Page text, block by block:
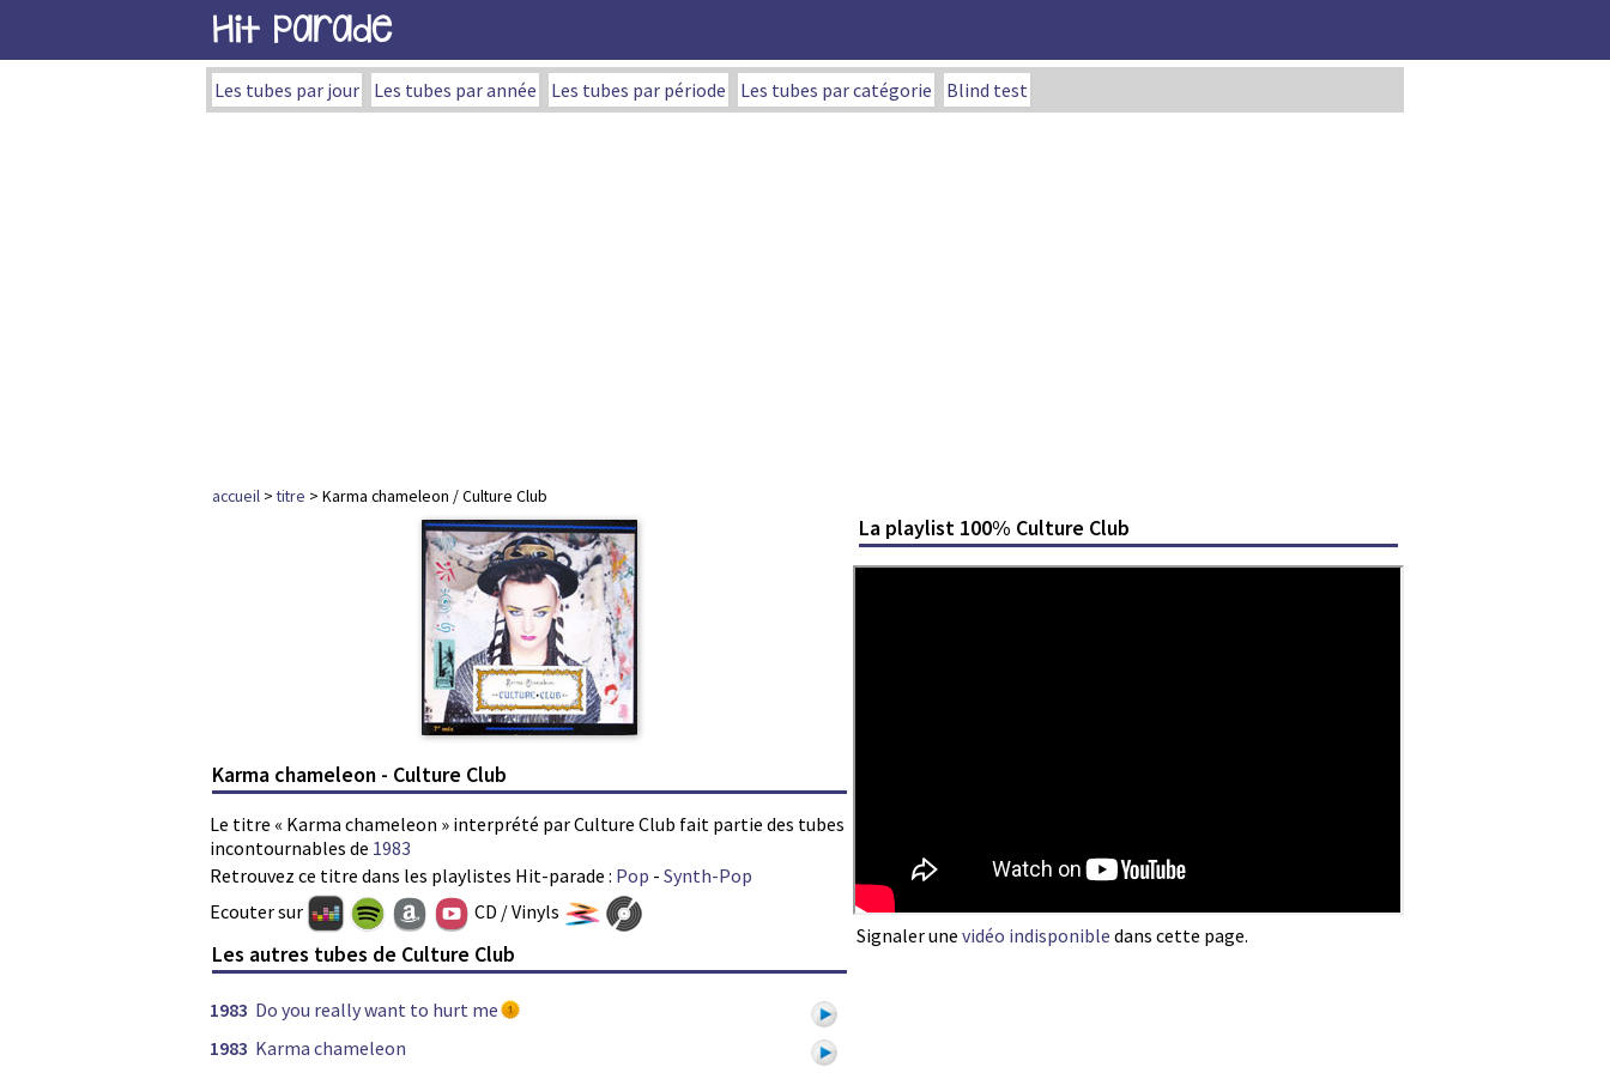
Hit Parade
Les tubes par jour Les tubes par année Les tubes par période Les tubes par catégorie Blind test
accueil >titre > Karma chameleon / Culture Club
Karma chameleon - Culture Club
Le titre « Karma chameleon » interprété par Culture Club fait partie des tubes
incontournables de 1983
Retrouvez ce titre dans les playlistes Hit-parade : Pop - Synth-Pop
La playlist 100% Culture Club
Signaler une vidéo indisponible dans cette page.
Ecouter sur CD / Vinyls
Les autres tubes de Culture Club
1983 Do you really want to hurt me
1983 Karma chameleon